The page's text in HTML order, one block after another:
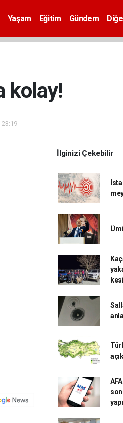
Yaşam Eğitim Gündem
kolay!
23:19
İlginizi Çekebilir